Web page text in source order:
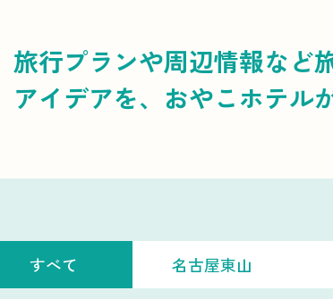
旅行プランや周辺情報など
アイデアを、 おやこホテル
すべて 名古屋東山